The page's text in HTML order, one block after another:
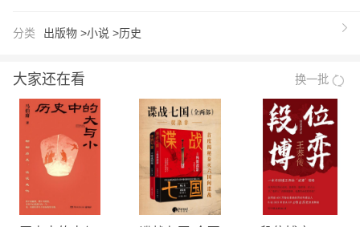
分类 出版物 >小说 >历史
大家还在看 换一批